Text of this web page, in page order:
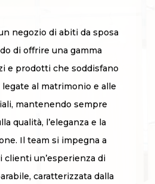
negozio di abiti da sposa
di offrire una gamma
e prodotti che soddisfano
al matrimonio e alle
mantenendo sempre
qualità, l’eleganza e la
Il team si impegna a
clienti un’esperienza di
caratterizzata dalla